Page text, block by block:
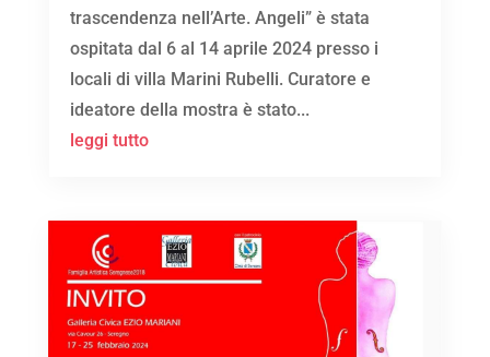
trascendenza nell’Arte. Angeli” è stata
ospitata dal 6 al 14 aprile 2024 presso i
locali di villa Marini Rubelli. Curatore e
ideatore della mostra è stato...
leggi tutto